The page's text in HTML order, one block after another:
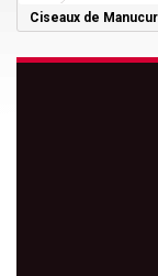
Ciseaux de